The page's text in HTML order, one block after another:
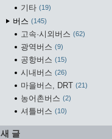
기타 19
버스 145
고속·시외버스 62
광역버스 9
공항버스 15
시내버스 26
마을버스, DRT 21
농어촌버스 2
셔틀버스 10
새 글